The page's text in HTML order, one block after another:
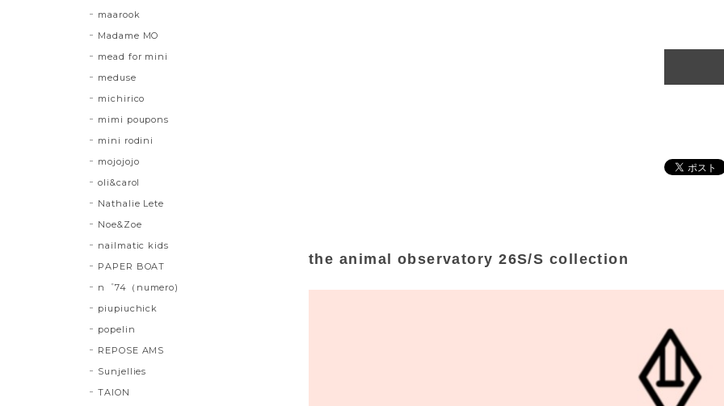
the animal observatory 26S/S collection
maarook
Madame MO
mead for mini
meduse
michirico
mimi poupons
mini rodini
mojojojo
oli&carol
Nathalie Lete
Noe&Zoe
nailmatic kids
PAPER BOAT
n゜74（numero)
piupiuchick
popelin
REPOSE AMS
Sunjellies
TAION